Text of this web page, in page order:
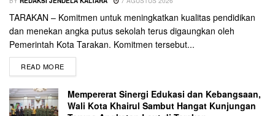
TARAKAN – Komitmen untuk meningkatkan kualitas pendidikan
dan menekan angka putus sekolah terus digaungkan oleh
Pemerintah Kota Tarakan. Komitmen tersebut...
READ MORE
Mempererat Sinergi Edukasi dan Kebangsaan,
Wali Kota Khairul Sambut Hangat Kunjungan